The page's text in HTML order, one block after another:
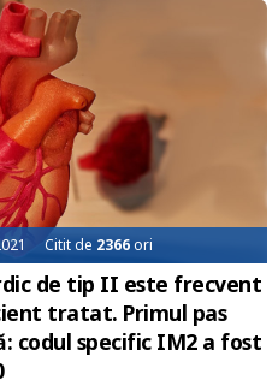
Citit de 2366ori
de tip II este frecvent
tratat. Primul pas
codul specific IM2 a fost